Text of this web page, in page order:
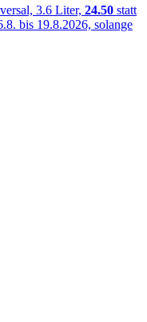
3.6 Liter, 24.50 statt
bis 19.8.2026, solange